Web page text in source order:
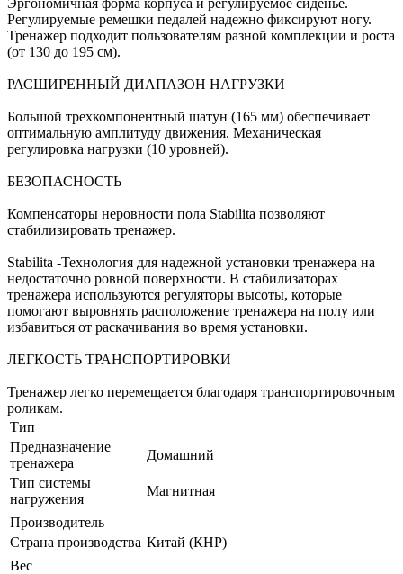
Регулируемые ремешки педалей надежно фиксируют ногу.
Тренажер подходит пользователям разной комплекции и роста
(от 130 до 195 см).
РАСШИРЕННЫЙ ДИАПАЗОН НАГРУЗКИ
Большой трехкомпонентный шатун (165 мм) обеспечивает
оптимальную амплитуду движения. Механическая
регулировка нагрузки (10 уровней).
БЕЗОПАСНОСТЬ
Компенсаторы неровности пола Stabilita позволяют
стабилизировать тренажер.
Stabilita -Технология для надежной установки тренажера на
недостаточно ровной поверхности. В стабилизаторах
тренажера используются регуляторы высоты, которые
помогают выровнять расположение тренажера на полу или
избавиться от раскачивания во время установки.
ЛЕГКОСТЬ ТРАНСПОРТИРОВКИ
Тренажер легко перемещается благодаря транспортировочным
роликам.
Тип
Предназначение
тренажера
Домашний
Тип системы
нагружения
Магнитная
Производитель
Страна производства Китай (КНР)
Вес